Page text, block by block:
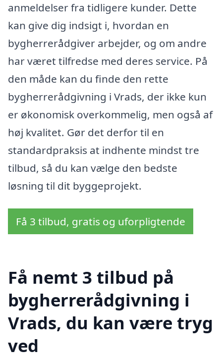
anmeldelser fra tidligere kunder. Dette
kan give dig indsigt i, hvordan en
bygherrerådgiver arbejder, og om andre
har været tilfredse med deres service. På
den måde kan du finde den rette
bygherrerådgivning i Vrads, der ikke kun
er økonomisk overkommelig, men også af
høj kvalitet. Gør det derfor til en
standardpraksis at indhente mindst tre
tilbud, så du kan vælge den bedste
løsning til dit byggeprojekt.
Få 3 tilbud, gratis og uforpligtende
Få nemt 3 tilbud på
bygherrerådgivning i
Vrads, du kan være tryg
ved